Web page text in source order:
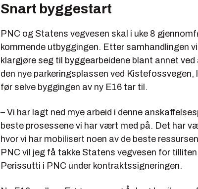
Snart byggestart
PNC og Statens vegvesen skal i uke 8
kommende utbyggingen. Etter samhandlingen
klargjøre seg til byggearbeidene blant annet
den nye parkeringsplassen ved
før selve byggingen av ny E16 tar til.
– Vi har lagt ned mye arbeid i denne
beste prosessene vi har vært med på. Det har
hvor vi har mobilisert noen av de beste
PNC vil jeg få takke Statens vegvesen for
Perissutti i PNC under kontraktssigneringen.